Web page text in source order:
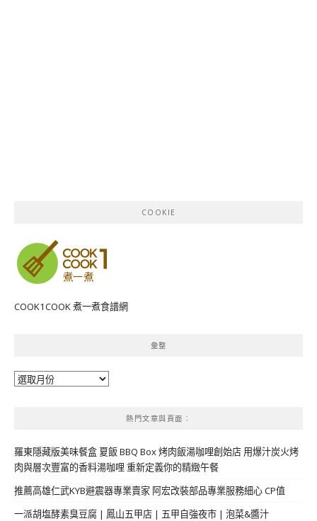
COOKIE
COOK1COOK 煮一煮食譜網
彙整
彙
熱門文章與頁面︰
羅東隱藏版美味餐盒 夏飯 BBQ Box 烤肉飯湯咖哩創始店 用爆汁炭火烤
肉與層次豐富的香料湯咖哩 重新定義你的精緻午餐
推薦高雄仁武KYB避震器專業賣家 阿宏改裝部品專業服務細心 CP值
一派胡塩酵素臭豆腐 | 鳳山五甲店 | 五甲自強夜市 | 泡菜&醬汁